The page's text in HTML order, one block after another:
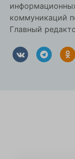
коммуникаций
Главный